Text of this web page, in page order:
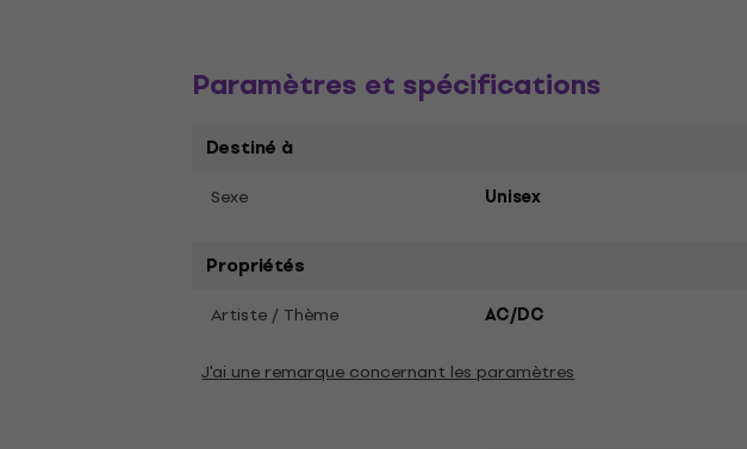
Paramètres et spécifications
Destiné à
Sexe Unisex
Propriétés
Artiste / Thème AC/DC
J'ai une remarque concernant les paramètres